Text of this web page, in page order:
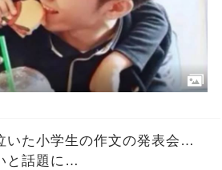
いた小学生の作文の発表会…
と話題に…